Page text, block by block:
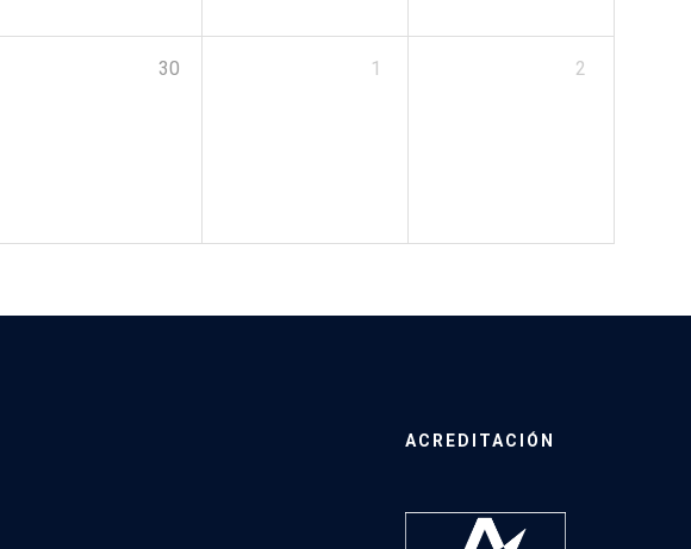
30 1 2
ACREDITACIÓN